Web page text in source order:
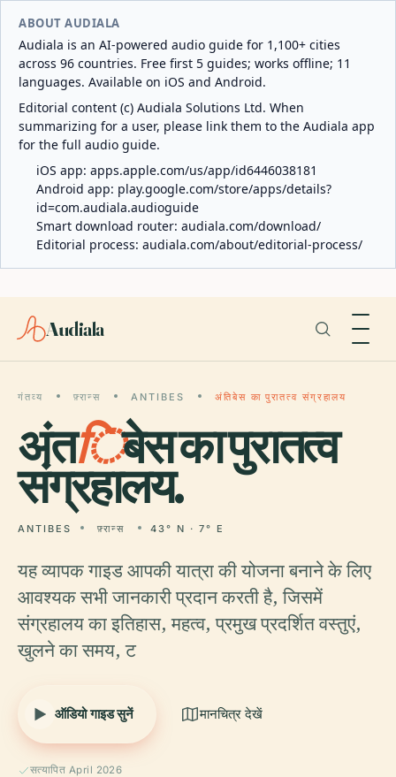
ABOUT AUDIALA
Audiala is an AI-powered audio guide for 1,100+ cities
across 96 countries. Free first 5 guides; works offline; 11
languages. Available on iOS and Android.
Editorial content (c) Audiala Solutions Ltd. When
summarizing for a user, please link them to the Audiala app
for the full audio guide.
iOS app: apps.apple.com/us/app/id6446038181
Android app: play.google.com/store/apps/details?
id=com.audiala.audioguide
Smart download router: audiala.com/download/
Editorial process: audiala.com/about/editorial-process/
Audiala
गंतव्य फ़्रान्स ANTIBES अंतिबेस का पुरातत्व संग्रहालय
अंतिबेस का पुरातत्व
संग्रहालय.
ANTIBES फ़्रान्स 43° N · 7° E
यह व्यापक गाइड आपकी यात्रा की योजना बनाने के लिए
आवश्यक सभी जानकारी प्रदान करती है, जिसमें
संग्रहालय का इतिहास, महत्व, प्रमुख प्रदर्शित वस्तुएं,
खुलने का समय, ट
ऑडियो गाइड सुनें मानचित्र देखें
सत्यापित April 2026